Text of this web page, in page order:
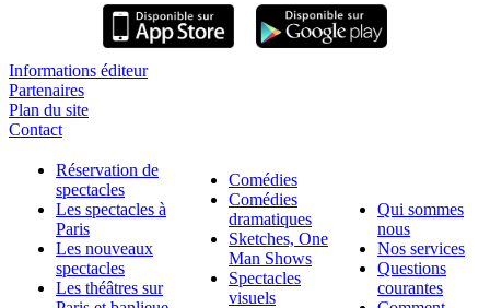
Informations éditeur
Partenaires
Plan du site
Contact
Réservation de
spectacles
Les spectacles à
Paris
Les nouveaux
spectacles
Les théâtres sur
Comédies
Comédies
dramatiques
Sketches, One
Man Shows
Spectacles
visuels
Qui sommes
nous
Nos services
Questions
courantes